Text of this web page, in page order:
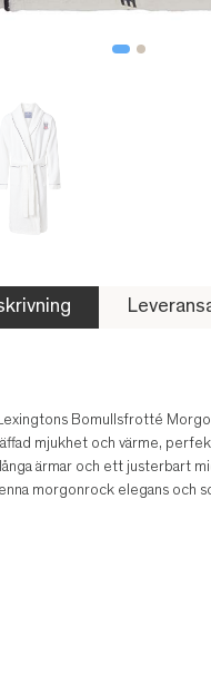
Bomullsfrotté
mjukhet och värme,
ärmar och ett justerbart
morgonrock elegans och